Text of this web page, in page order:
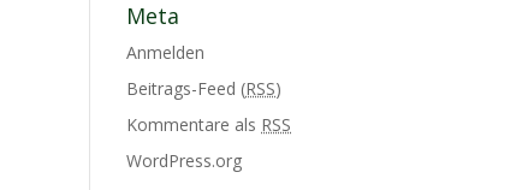
Meta
Anmelden
Beitrags-Feed (RSS)
Kommentare als RSS
WordPress.org